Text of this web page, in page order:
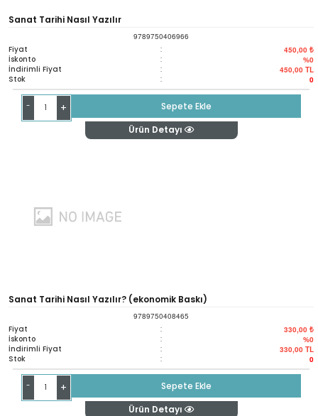
Sanat Tarihi Nasıl Yazılır
9789750406966
Fiyat : 450,00 ₺
İskonto : %0
İndirimli Fiyat : 450,00 TL
Stok : 0
- +
Sepete Ekle
Ürün Detayı
Sanat Tarihi Nasıl Yazılır? (ekonomik Baskı)
9789750408465
Fiyat : 330,00 ₺
İskonto : %0
İndirimli Fiyat : 330,00 TL
Stok : 0
- +
Sepete Ekle
Ürün Detayı